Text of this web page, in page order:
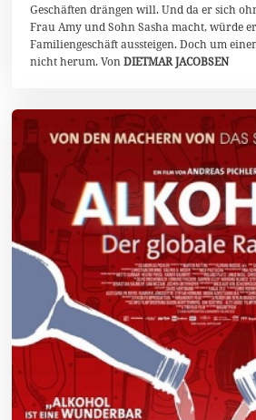
Geschäften drängen will. Und da er sich
Frau Amy und Sohn Sasha macht, würde
Familiengeschäft aussteigen. Doch um
nicht herum. VonDIETMAR JACOBSEN